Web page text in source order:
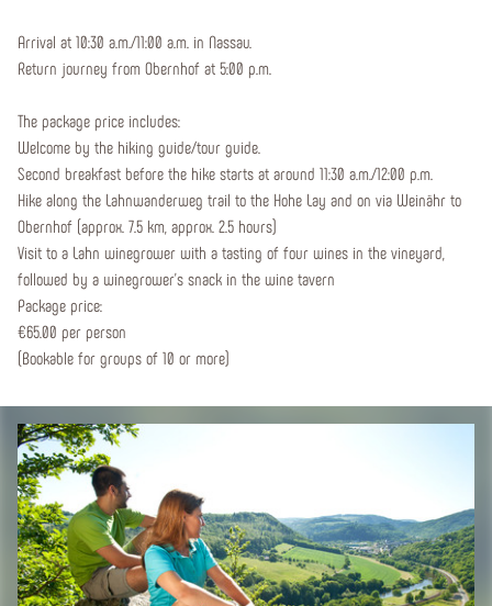
Arrival at 10:30 a.m./11:00 a.m. in Nassau.
Return journey from Obernhof at 5:00 p.m.
The package price includes:
Welcome by the hiking guide/tour guide.
Second breakfast before the hike starts at around 11:30 a.m./12:00 p.m.
Hike along the Lahnwanderweg trail to the Hohe Lay and on via Weinähr to
Obernhof (approx. 7.5 km, approx. 2.5 hours)
Visit to a Lahn winegrower with a tasting of four wines in the vineyard,
followed by a winegrower's snack in the wine tavern
Package price:
€65.00 per person
(Bookable for groups of 10 or more)